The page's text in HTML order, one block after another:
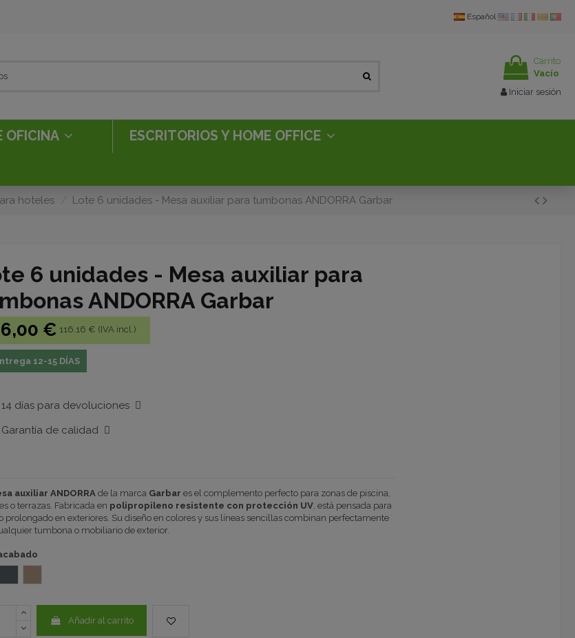
Español
Carrito
Vacío
Iniciar sesión
OFICINA ESCRITORIOS Y HOME OFFICE
hoteles Lote 6 unidades - Mesa auxiliar para tumbonas ANDORRA Garbar
6 unidades - Mesa auxiliar para
ANDORRA Garbar
€ 116.16 € (IVA incl.)
12-15 DÍAS
14 días para devoluciones
Garantía de calidad
auxiliar ANDORRA de la marca Garbar es el complemento perfecto para zonas de piscina,
o terrazas. Fabricada en polipropileno resistente con protección UV, está pensada para
prolongado en exteriores. Su diseño en colores y sus líneas sencillas combinan perfectamente
tumbona o mobiliario de exterior.
Añadir al carrito